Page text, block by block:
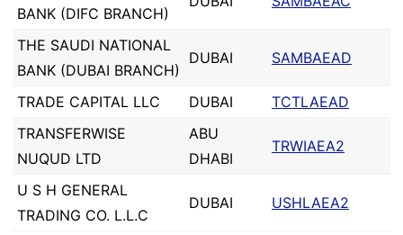
BANK (DIFC BRANCH)
THE SAUDI NATIONAL
BANK (DUBAI BRANCH)
DUBAI SAMBAEAD
TRADE CAPITAL LLC DUBAI
TCTLAEAD
TRANSFERWISE
NUQUD LTD
ABU
DHABI
TRWIAEA2
U S H GENERAL
TRADING CO. L.L.C
DUBAI USHLAEA2